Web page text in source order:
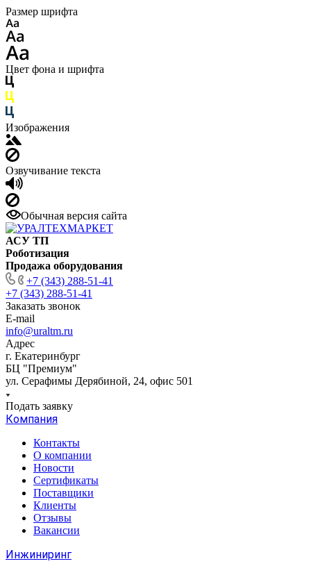
Размер шрифта
Цвет фона и шрифта
Изображения
Озвучивание текста
Обычная версия сайта
АСУ ТП
Роботизация
Продажа оборудования
+7 (343) 288-51-41
+7 (343) 288-51-41
Заказать звонок
E-mail
info@uraltm.ru
Адрес
г. Екатеринбург
БЦ "Премиум"
ул. Серафимы Дерябиной, 24, офис 501
Подать заявку
Компания
Контакты
О компании
Новости
Сертификаты
Поставщики
Клиенты
Отзывы
Вакансии
Инжиниринг